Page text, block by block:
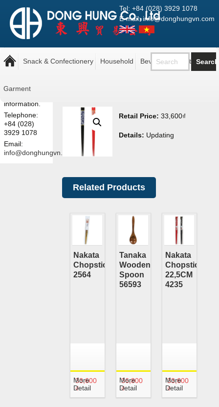
Tel: +84 (028) 3929 1078
E-mail: info@donghungvn.com
Snack & Confectionery Household Beverage Pantry
Garment
Note: The
prices shown
here are retail
Contact us
information.
Telephone:
+84 (028)
3929 1078
Email:
info@donghungvn.com
Nakata Chopsticks 22,5CM
4587
Retail Price: 33,600₫
Details: Updating
Related Products
Nakata
Chopsticks
2564
33,600
₫
More
Detail
Tanaka
Wooden
Spoon
56593
36,800
₫
More
Detail
Nakata
Chopsticks
22,5CM
4235
33,600
₫
More
Detail